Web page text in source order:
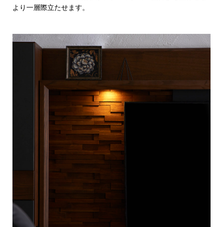
より一層際立たせます。